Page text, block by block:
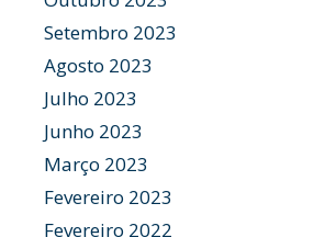
Setembro 2023
Agosto 2023
Julho 2023
Junho 2023
Março 2023
Fevereiro 2023
Fevereiro 2022